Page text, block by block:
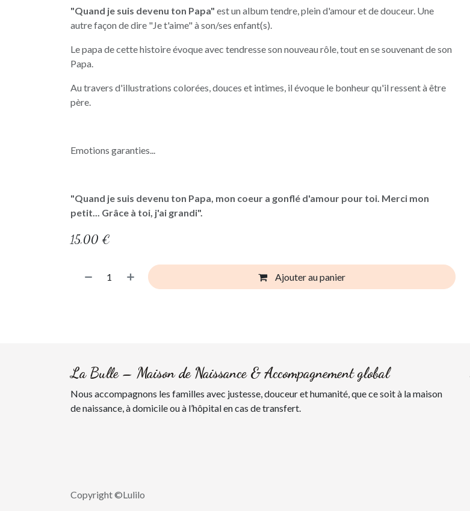
"Quand je suis devenu ton Papa" est un album tendre, plein d'amour et de douceur. Une
autre façon de dire "Je t'aime" à son/ses enfant(s).
Le papa de cette histoire évoque avec tendresse son nouveau rôle, tout en se souvenant de son
Papa.
Au travers d'illustrations colorées, douces et intimes, il évoque le bonheur qu'il ressent à être
père.
Emotions garanties...
"Quand je suis devenu ton Papa, mon coeur a gonflé d'amour pour toi. Merci mon
petit... Grâce à toi, j'ai grandi".
15,00 €
Ajouter au panier
La Bulle – Maison de Naissance & Accompagnement global
Nous accompagnons les familles avec justesse, douceur et humanité, que ce soit à la maison
de naissance, à domicile ou à l’hôpital en cas de transfert.
Copyright ©Lulilo